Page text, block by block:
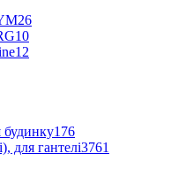
26
10
12
будинку176
для гантелі3761